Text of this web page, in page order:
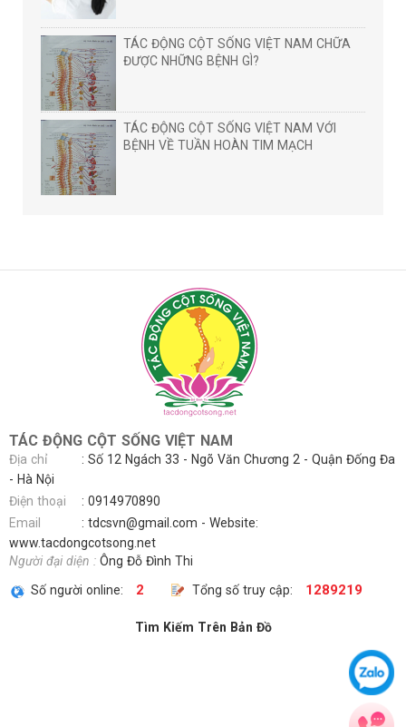
TÁC ĐỘNG CỘT SỐNG VIỆT NAM CHỮA
ĐƯỢC NHỮNG BỆNH GÌ?
TÁC ĐỘNG CỘT SỐNG VIỆT NAM VỚI
BỆNH VỀ TUẦN HOÀN TIM MẠCH
TÁC ĐỘNG CỘT SỐNG VIỆT NAM
Địa chỉ
: Số 12 Ngách 33 - Ngõ Văn Chương 2 - Quận Đống Đa
- Hà Nội
Điện thoại
: 0914970890
Email
: tdcsvn@gmail.com - Website:
www.tacdongcotsong.net
Người đại diện : Ông Đỗ Đình Thi
Số người online:
2 Tổng số truy cập: 1289219
Tìm Kiếm Trên Bản Đồ